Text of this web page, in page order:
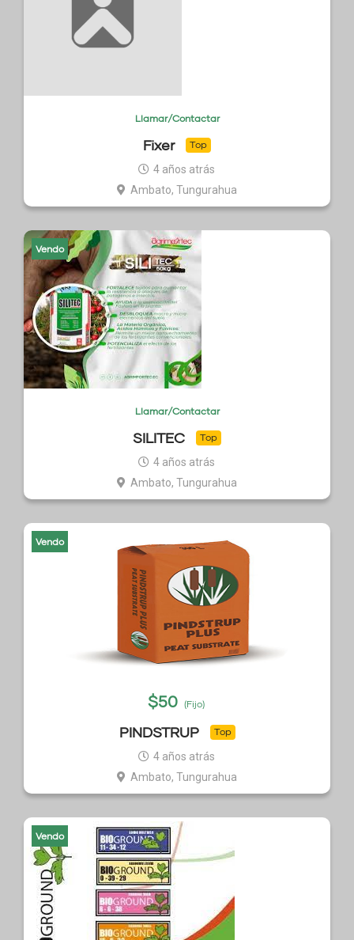
Llamar/Contactar
Fixer Top
4 años atrás
Ambato, Tungurahua
Vendo
Llamar/Contactar
SILITEC Top
4 años atrás
Ambato, Tungurahua
Vendo
$50 (Fijo)
PINDSTRUP Top
4 años atrás
Ambato, Tungurahua
Vendo